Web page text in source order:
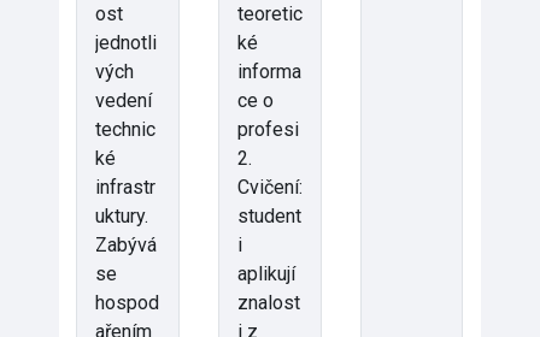
ost
jednotli
vých
vedení
technic
ké
infrastr
uktury.
Zabývá
se
hospod
ařením
teoretic
ké
informa
ce o
profesi
2.
Cvičení:
student
i
aplikují
znalost
i z